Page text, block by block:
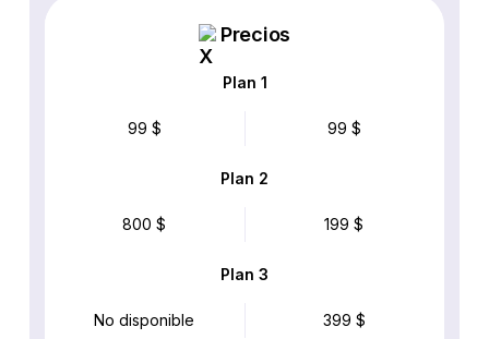
Precios
Plan 1
99 $ 99 $
Plan 2
800 $ 199 $
Plan 3
No disponible 399 $